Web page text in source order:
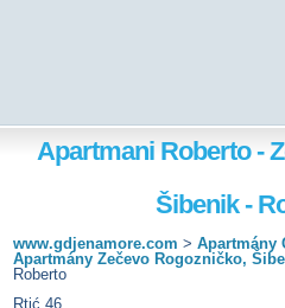
Apartmani Roberto -
Šibenik -
www.gdjenamore.com > Apartmány
Apartmány Zečevo Rogozničko,
Roberto
Rtić 46